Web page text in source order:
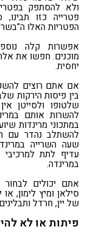
ולא להסתפק
פטרייה כזו
הפטריות האלו
אפשרות קלה
מוכנים. חפשו את
יחסית.
אם אתם רוצים
בין פיסות הירקות
שלטופו ולסייטן
להשרות אותם
במתכוני מרינדות
להשתלב נהדר עם
שעה השרייה
עדיף לתת
במרינדה.
אתם יכולים
סילאן ומיץ לימון,
של יין, חרדל
פיתות או לא